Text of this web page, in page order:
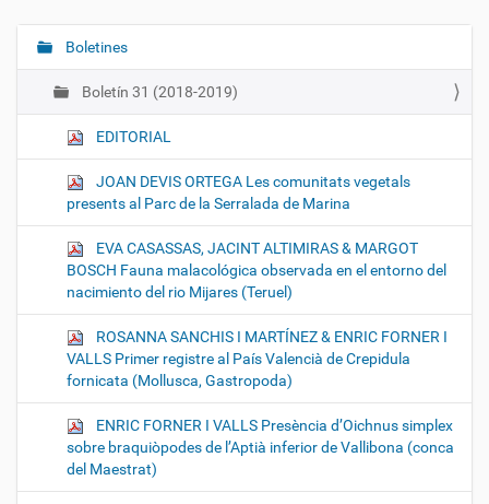
N
g
Boletines
Boletín 31 (2018-2019)
EDITORIAL
JOAN DEVIS ORTEGA Les comunitats vegetals
presents al Parc de la Serralada de Marina
EVA CASASSAS, JACINT ALTIMIRAS & MARGOT
BOSCH Fauna malacológica observada en el entorno del
nacimiento del rio Mijares (Teruel)
ROSANNA SANCHIS I MARTÍNEZ & ENRIC FORNER I
VALLS Primer registre al País Valencià de Crepidula
fornicata (Mollusca, Gastropoda)
ENRIC FORNER I VALLS Presència d’Oichnus simplex
sobre braquiòpodes de l’Aptià inferior de Vallibona (conca
del Maestrat)